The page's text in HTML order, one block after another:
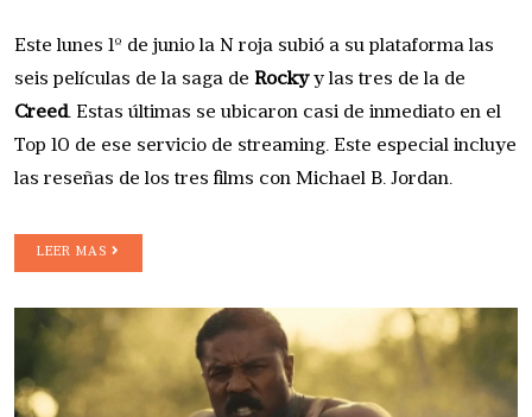
Este lunes 1º de junio la N roja subió a su plataforma las
seis películas de la saga de Rockyy las tres de la de
Creed. Estas últimas se ubicaron casi de inmediato en el
Top 10 de ese servicio de streaming. Este especial incluye
las reseñas de los tres films con Michael B. Jordan.
LEER MAS